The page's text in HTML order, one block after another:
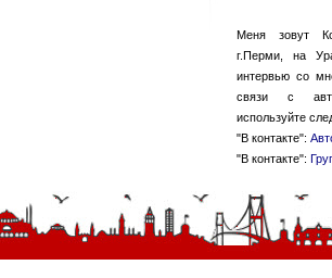
Меня зовут
г.Перми, на
интервью со
связи с
используйте
"В контакте":
"В контакте":